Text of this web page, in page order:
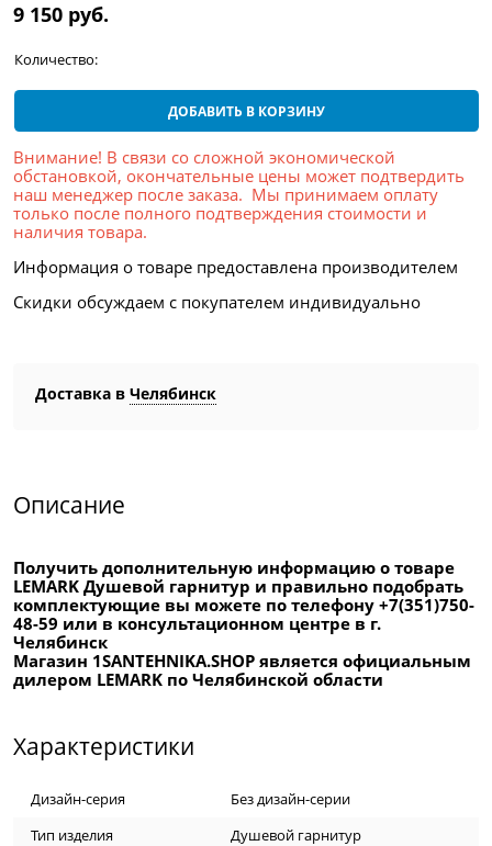
9 150 руб.
Количество:
ДОБАВИТЬ В КОРЗИНУ
Внимание! В связи со сложной экономической
обстановкой, окончательные цены может подтвердить
наш менеджер после заказа. Мы принимаем оплату
только после полного подтверждения стоимости и
наличия товара.
Информация о товаре предоставлена производителем
Скидки обсуждаем с покупателем индивидуально
Доставка в Челябинск
Описание
Получить дополнительную информацию о товаре
LEMARK Душевой гарнитур и правильно подобрать
комплектующие вы можете по телефону +7(351)750-
48-59 или в консультационном центре в г.
Челябинск
Магазин 1SANTEHNIKA.SHOP является официальным
дилером LEMARK по Челябинской области
Характеристики
Дизайн-серия
Без дизайн-серии
Тип изделия
Душевой гарнитур